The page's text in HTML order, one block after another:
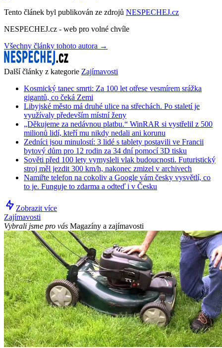
Tento článek byl publikován ze zdrojů NESPECHEJ.cz
NESPECHEJ.cz - web pro volné chvíle
Všechny články tohoto autora →
Další články z kategorie Zajímavosti
Kosmický tanec smrti: Za 100 let otřese vesmírem srážka
gigantů, co čeká Zemi
Libyjské město má druhé ulice na střechách. Po staletí je
využívaly především místní ženy
„Děkujeme za nedávnou platbu.“ WinRAR si vystřelil z 500
milionů lidí, kteří mu nikdy nedali ani korunu
Zedníci jsou minulostí: 3 lidé s tablety postavili ve Francii
bytový dům pro 12 rodin za 34 dní pomocí 3D tisku
Sověti před 100 lety vymysleli vlak budoucnosti. Futuristický
stroj měl jezdit 300 km/h, nakonec zmizel v archivech
Namiřte telefon na cokoliv a Google vám česky vysvětlí, co
to je. Funguje to zdarma a odteď i v Česku
Zobrazit více
Zajímavosti
Vybrali jsme pro vás Magazíny a zajímavosti